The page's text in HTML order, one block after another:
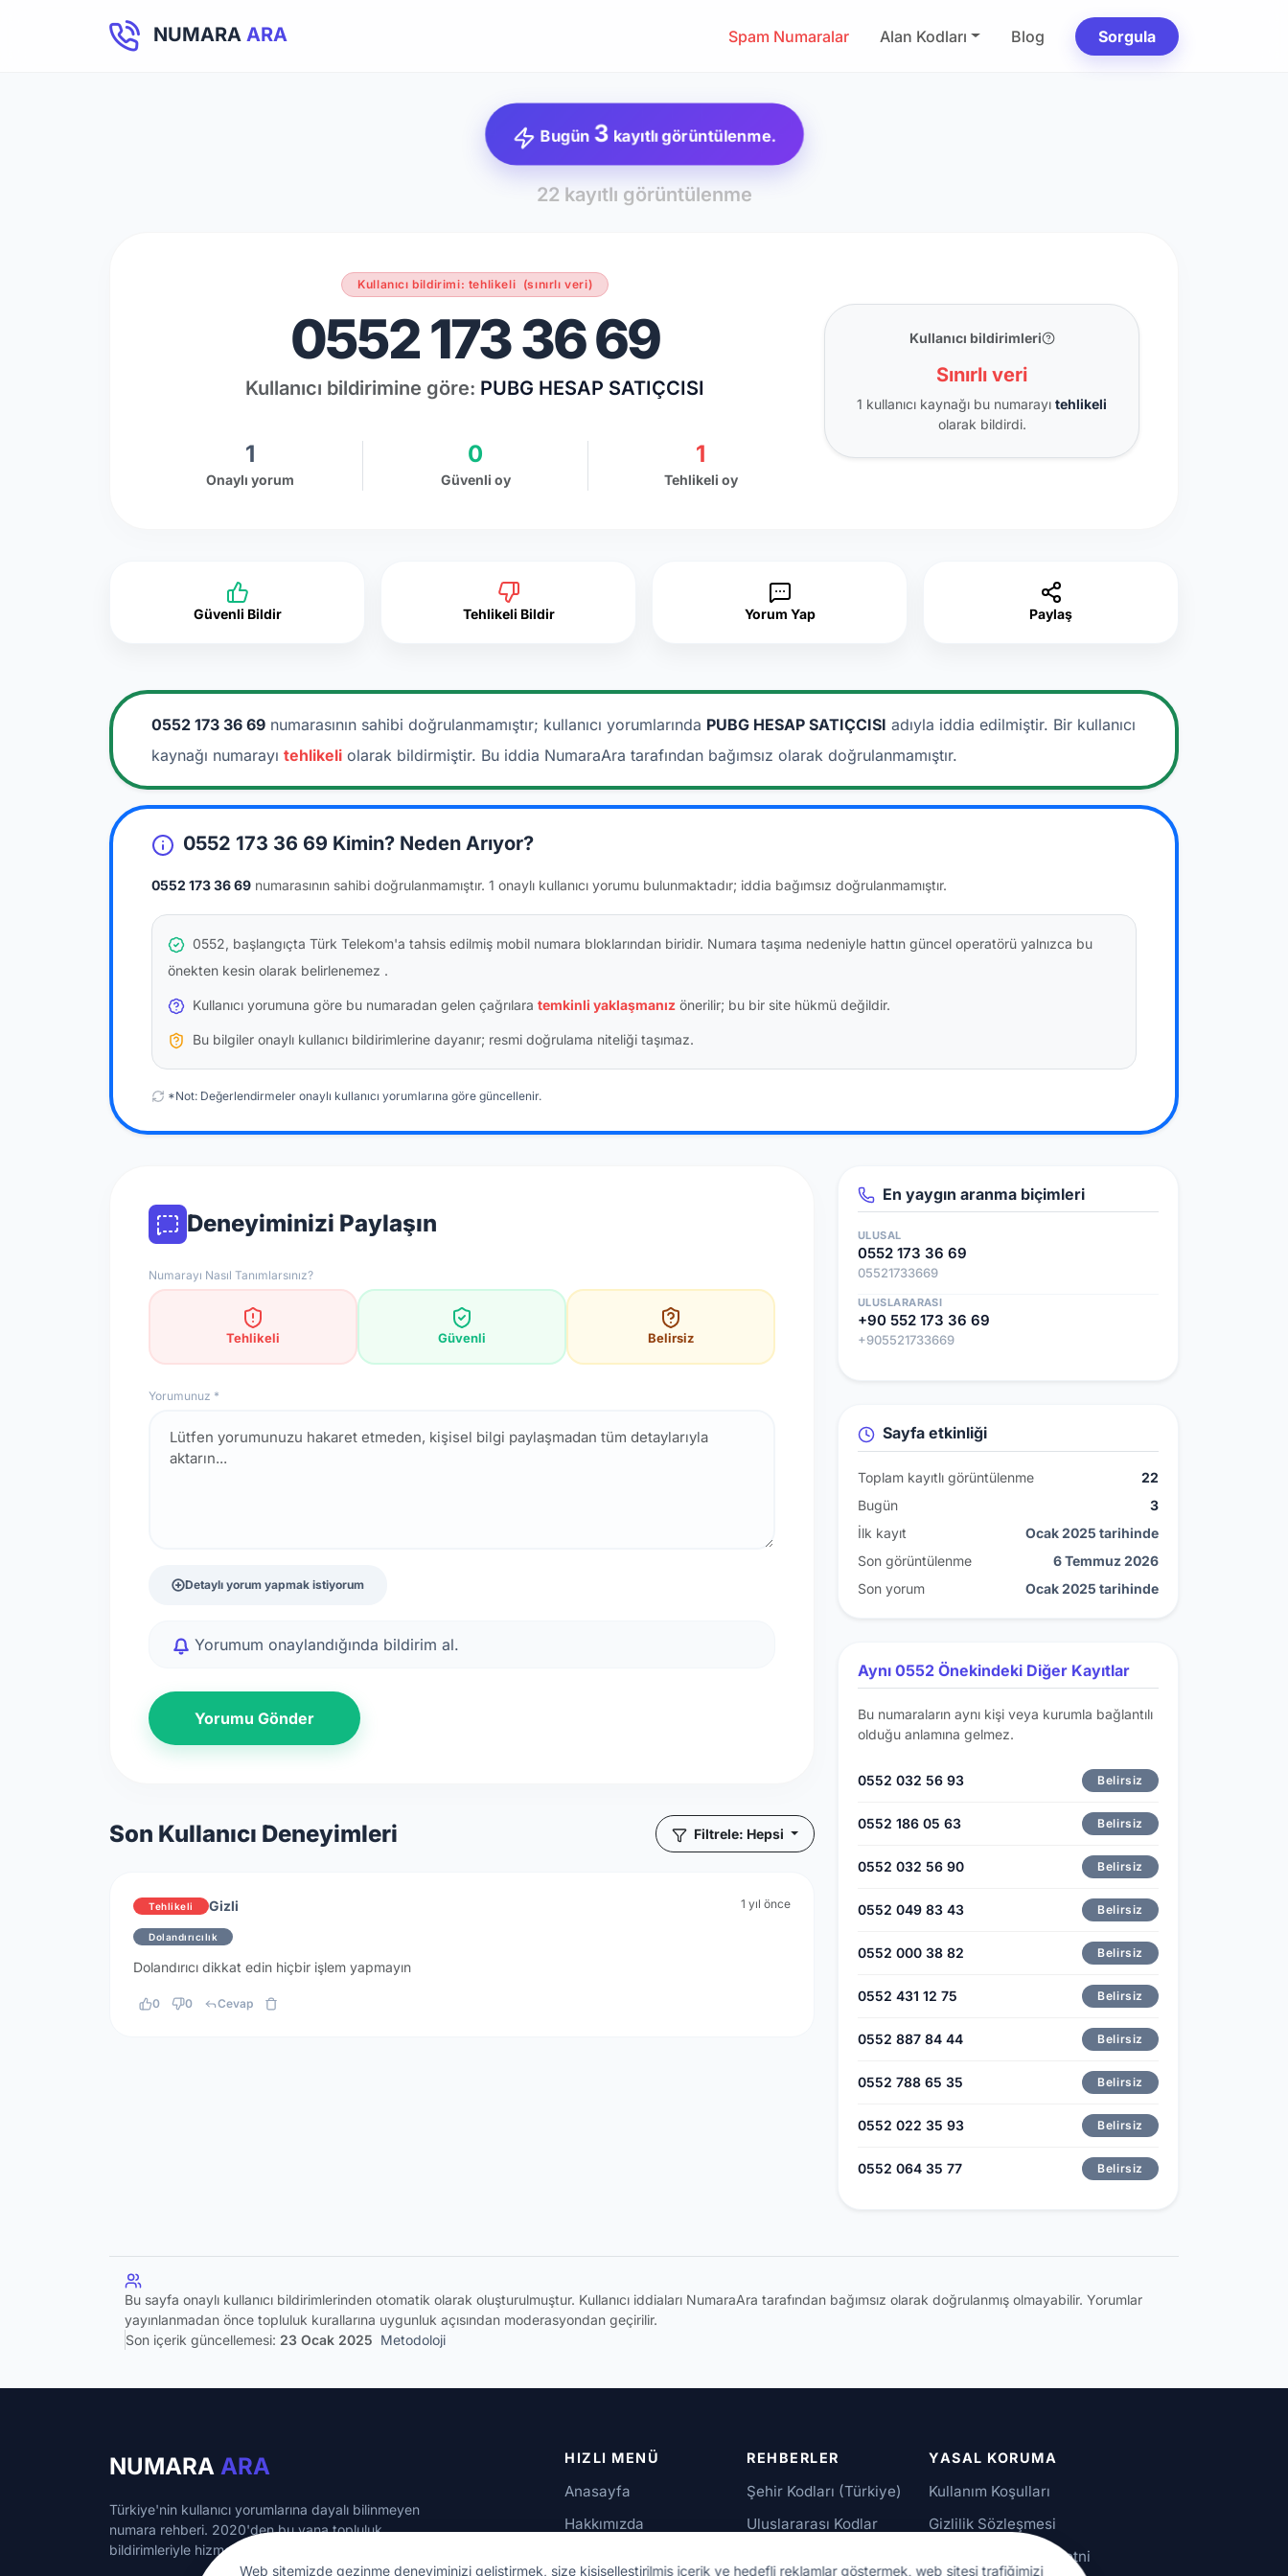
Web sitemizde gezinme deneyiminizi geliştirmek, size kişiselleştirilmiş içerik ve hedefli reklamlar göstermek, web sitesi trafiğimizi
NUMARA ARA Spam Numaralar Alan Kodları Blog Sorgula
Bugün3 kayıtlı görüntülenme.
22 kayıtlı görüntülenme
Kullanıcı bildirimi: tehlikeli (sınırlı veri)
0552 173 36 69
Kullanıcı bildirimine göre: PUBG HESAP SATIÇCISI
1
Onaylı yorum
0
Güvenli oy
1
Tehlikeli oy
Kullanıcı bildirimleri
Sınırlı veri
1 kullanıcı kaynağı bu numarayıtehlikeli
olarak bildirdi.
Güvenli Bildir Tehlikeli Bildir Yorum Yap Paylaş
0552 173 36 69 numarasının sahibi doğrulanmamıştır; kullanıcı yorumlarında PUBG HESAP SATIÇCISI adıyla iddia edilmiştir. Bir kullanıcı
kaynağı numarayı tehlikeli olarak bildirmiştir. Bu iddia NumaraAra tarafından bağımsız olarak doğrulanmamıştır.
0552 173 36 69 Kimin? Neden Arıyor?
0552 173 36 69 numarasının sahibi doğrulanmamıştır. 1 onaylı kullanıcı yorumu bulunmaktadır; iddia bağımsız doğrulanmamıştır.
0552, başlangıçta Türk Telekom'a tahsis edilmiş mobil numara bloklarından biridir. Numara taşıma nedeniyle hattın güncel operatörü yalnızca bu
önekten kesin olarak belirlenemez .
Kullanıcı yorumuna göre bu numaradan gelen çağrılara temkinli yaklaşmanız önerilir; bu bir site hükmü değildir.
Bu bilgiler onaylı kullanıcı bildirimlerine dayanır; resmi doğrulama niteliği taşımaz.
*Not: Değerlendirmeler onaylı kullanıcı yorumlarına göre güncellenir.
Deneyiminizi Paylaşın
Numarayı Nasıl Tanımlarsınız?
Tehlikeli Güvenli Belirsiz
Yorumunuz *
Detaylı yorum yapmak istiyorum
Yorumum onaylandığında bildirim al.
Yorumu Gönder
Son Kullanıcı Deneyimleri Filtrele: Hepsi
Tehlikeli Gizli 1 yıl önce
Dolandırıcılık
Dolandırıcı dikkat edin hiçbir işlem yapmayın
0 0 Cevap
En yaygın aranma biçimleri
ULUSAL
0552 173 36 69
05521733669
ULUSLARARASI
+90 552 173 36 69
+905521733669
Sayfa etkinliği
Toplam kayıtlı görüntülenme
22
Bugün
3
İlk kayıt
Ocak 2025 tarihinde
Son görüntülenme
6 Temmuz 2026
Son yorum
Ocak 2025 tarihinde
Aynı 0552 Önekindeki Diğer Kayıtlar
Bu numaraların aynı kişi veya kurumla bağlantılı
olduğu anlamına gelmez.
0552 032 56 93 Belirsiz
0552 186 05 63 Belirsiz
0552 032 56 90 Belirsiz
0552 049 83 43 Belirsiz
0552 000 38 82 Belirsiz
0552 431 12 75 Belirsiz
0552 887 84 44 Belirsiz
0552 788 65 35 Belirsiz
0552 022 35 93 Belirsiz
0552 064 35 77 Belirsiz
Bu sayfa onaylı kullanıcı bildirimlerinden otomatik olarak oluşturulmuştur. Kullanıcı iddiaları NumaraAra tarafından bağımsız olarak doğrulanmış olmayabilir. Yorumlar
yayınlanmadan önce topluluk kurallarına uygunluk açısından moderasyondan geçirilir.
Son içerik güncellemesi: 23 Ocak 2025 Metodoloji
NUMARA ARA
Türkiye'nin kullanıcı yorumlarına dayalı bilinmeyen
numara rehberi. 2020'den bu yana topluluk
bildirimleriyle hizmet veriyoruz.
HIZLI MENÜ
Anasayfa
Hakkımızda
REHBERLER
Şehir Kodları (Türkiye)
Uluslararası Kodlar
YASAL KORUMA
Kullanım Koşulları
Gizlilik Sözleşmesi
KVKK Aydınlatma Metni